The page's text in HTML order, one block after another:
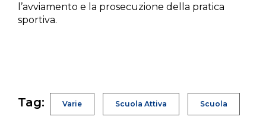
l’avviamento e la prosecuzione della pratica
sportiva.
Tag: Varie Scuola Attiva Scuola